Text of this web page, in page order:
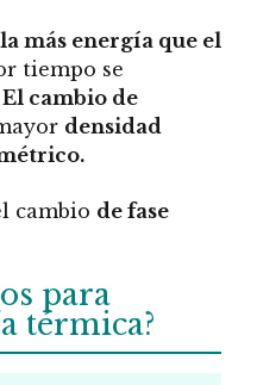
más energía que el
tiempo se
El cambio de
densidad
cambio de fase
para
térmica?